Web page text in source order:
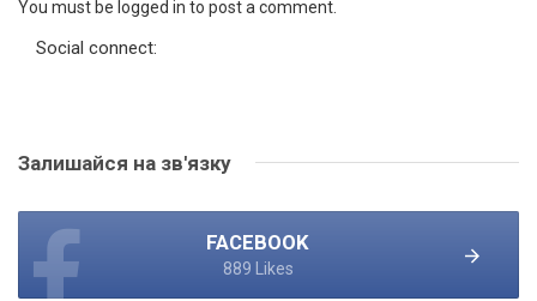
You must be logged in to post a comment.
Social connect:
Залишайся на зв'язку
FACEBOOK
889 Likes